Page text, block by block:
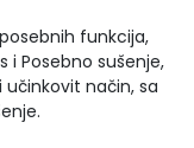
funkcija,
i Posebno sušenje,
način, sa